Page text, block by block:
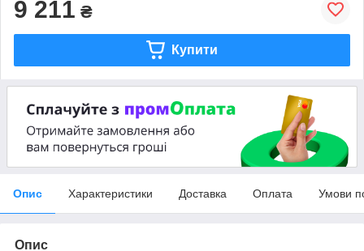
9 211 ₴
Купити
Опис Характеристики Доставка Оплата Умови
Опис